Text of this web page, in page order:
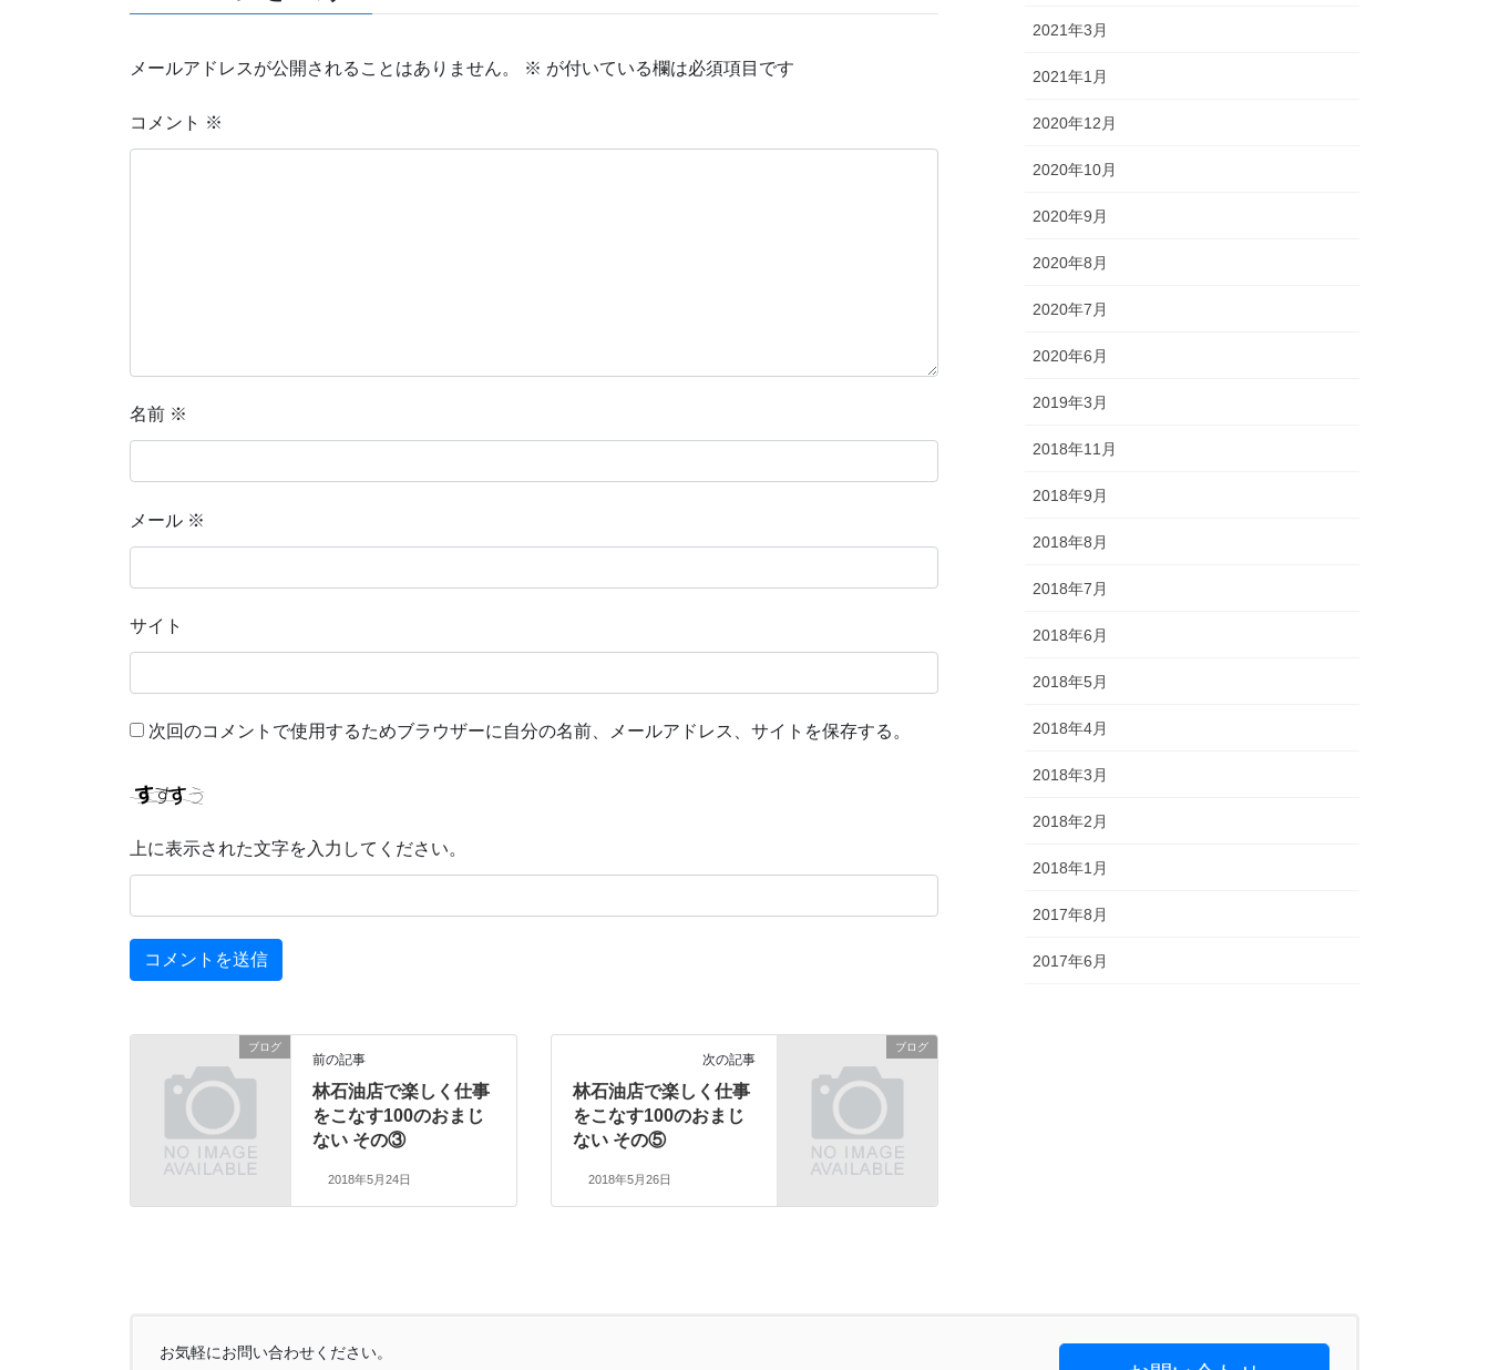
メールアドレスが公開されることはありません。 ※ が付いている欄は必須項目です
コメント ※
名前 ※
メール ※
サイト
次回のコメントで使用するためブラウザーに自分の名前、メールアドレス、サイトを保存する。
上に表示された文字を入力してください。
ブログ
前の記事
林石油店で楽しく仕事
をこなす100のおまじ
ない その③
2018年5月24日
ブログ
次の記事
林石油店で楽しく仕事
をこなす100のおまじ
ない その⑤
2018年5月26日
2021年3月
2021年1月
2020年12月
2020年10月
2020年9月
2020年8月
2020年7月
2020年6月
2019年3月
2018年11月
2018年9月
2018年8月
2018年7月
2018年6月
2018年5月
2018年4月
2018年3月
2018年2月
2018年1月
2017年8月
2017年6月
お気軽にお問い合わせください。